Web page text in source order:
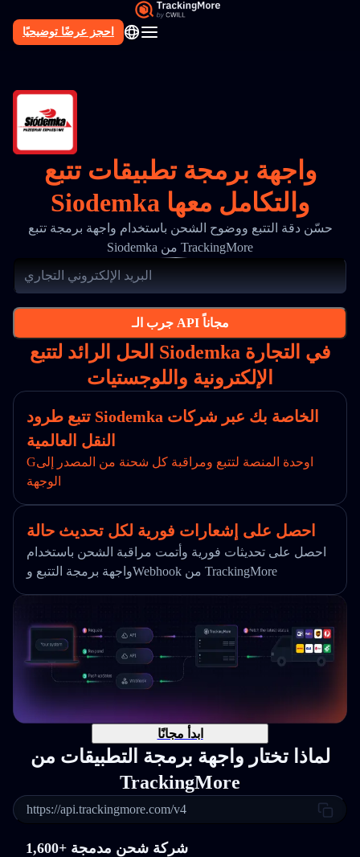
احجز عرضًا توضيحيًا
AR
واجهة برمجة تطبيقات تتبع
Siodemka والتكامل معها
حسّن دقة التتبع ووضوح الشحن باستخدام واجهة برمجة تتبع
Siodemka من TrackingMore
جرب الـ API مجاناً
الحل الرائد لتتبع Siodemka في التجارة
الإلكترونية واللوجستيات
تتبع طرود Siodemka الخاصة بك عبر شركات
النقل العالمية
Gاوحدة المنصة لتتبع ومراقبة كل شحنة من المصدر إلى
الوجهة
احصل على إشعارات فورية لكل تحديث حالة
احصل على تحديثات فورية وأتمت مراقبة الشحن باستخدام
واجهة برمجة التتبع وWebhook من TrackingMore
ابدأ مجانًا
لماذا تختار واجهة برمجة التطبيقات من
TrackingMore
https://api.trackingmore.com/v4
1,600+ شركة شحن مدمجة